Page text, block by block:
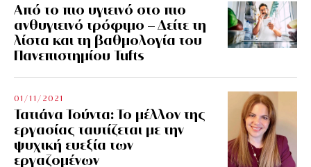
Από το πιο υγιεινό στο πιο
ανθυγιεινό τρόφιμο – Δείτε τη
λίστα και τη βαθμολογία του
Πανεπιστημίου Tufts
01/11/2021
Τατιάνα Τούντα: Το μέλλον της
εργασίας ταυτίζεται με την
ψυχική ευεξία των
εργαζομένων